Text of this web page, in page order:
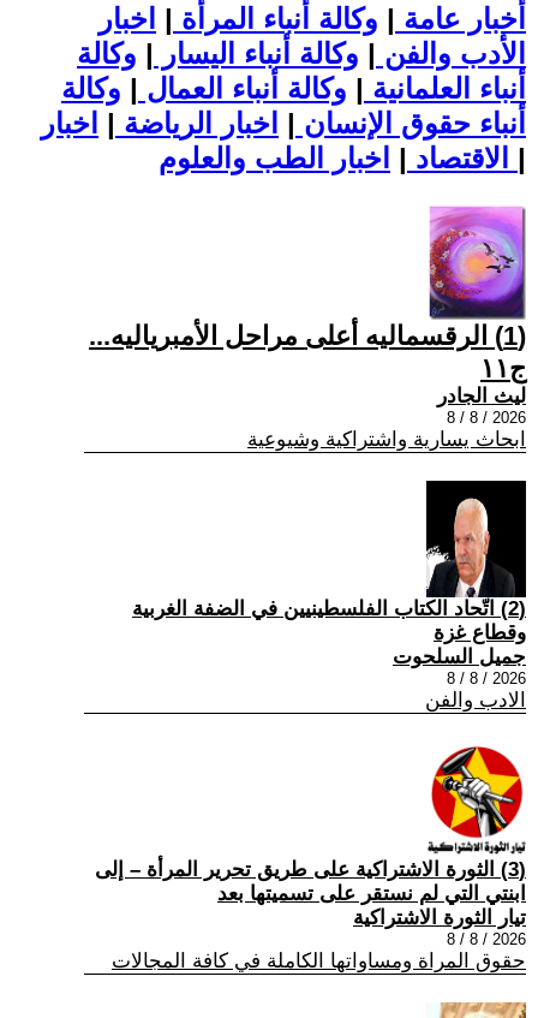
أخبار عامة | وكالة أنباء المرأة | اخبار
الأدب والفن | وكالة أنباء اليسار | وكالة
أنباء العلمانية | وكالة أنباء العمال | وكالة
أنباء حقوق الإنسان | اخبار الرياضة | اخبار
الاقتصاد | |
(1) الرقسماليه أعلى مراحل الأمبرياليه...
ج١١
ليث الجادر
2026 / 8 / 8
ابحاث يسارية واشتراكية وشيوعية
(2) اتّحاد الكتاب الفلسطينيين في الضفة الغربية
وقطاع غزة
جميل السلحوت
2026 / 8 / 8
الادب والفن
(3) الثورة الاشتراكية على طريق تحرير المرأة – إلى
ابنتي التي لم نستقر على تسميتها بعد
تيار الثورة الاشتراكية
2026 / 8 / 8
حقوق المراة ومساواتها الكاملة في كافة المجالات